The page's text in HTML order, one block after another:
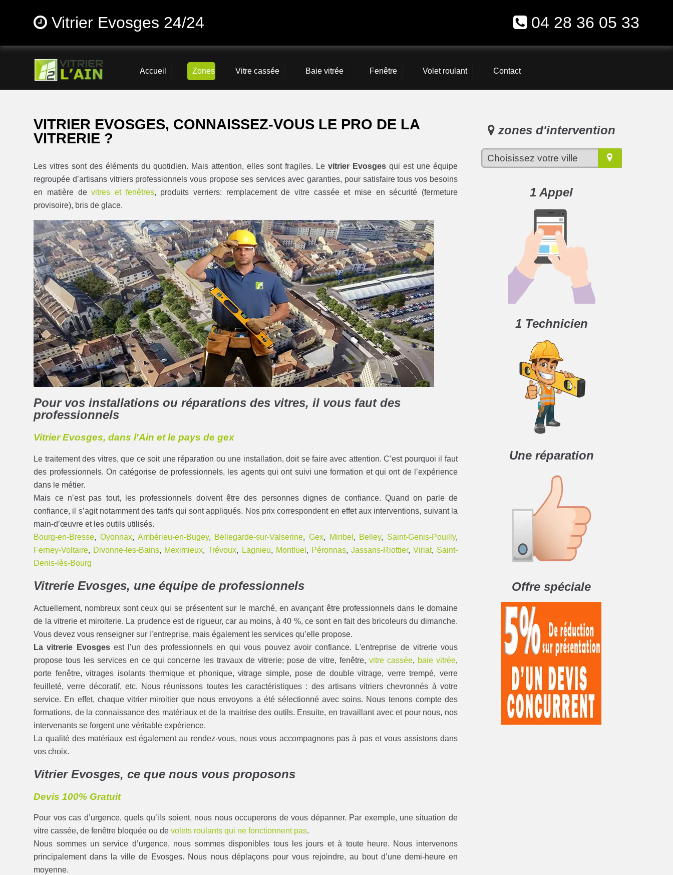
Vitrier Evosges 24/24 04 28 36 05 33
Accueil Zones Vitre cassée Baie vitrée Fenêtre Volet roulant Contact
VITRIER EVOSGES, CONNAISSEZ-VOUS LE PRO DE LA
VITRERIE ?
Les vitres sont des éléments du quotidien. Mais attention, elles sont fragiles. Le vitrier Evosgesqui est une équipe
regroupée d’artisans vitriers professionnels vous propose ses services avec garanties, pour satisfaire tous vos besoins
en matière devitres et fenêtres, produits verriers: remplacement de vitre cassée et mise en sécurité (fermeture
provisoire), bris de glace.
Pour vos installations ou réparations des vitres, il vous faut des
professionnels
Vitrier Evosges, dans l'Ain et le pays de gex
Le traitement des vitres, que ce soit une réparation ou une installation, doit se faire avec attention. C’est pourquoi il faut
des professionnels. On catégorise de professionnels, les agents qui ont suivi une formation et qui ont de l’expérience
dans le métier.
Mais ce n’est pas tout, les professionnels doivent être des personnes dignes de confiance. Quand on parle de
confiance, il s’agit notamment des tarifs qui sont appliqués. Nos prix correspondent en effet aux interventions, suivant la
main-d’œuvre et les outils utilisés.
Bourg-en-Bresse, Oyonnax, Ambérieu-en-Bugey, Bellegarde-sur-Valserine, Gex, Miribel , Belley, Saint-Genis-Pouilly,
Ferney-Voltaire, Divonne-les-Bains, Meximieux,Trévoux, Lagnieu, Montluel , Péronnas, Jassans-Riottier, Viriat, Saint-
Denis-lès-Bourg
Vitrerie Evosges, une équipe de professionnels
Actuellement, nombreux sont ceux qui se présentent sur le marché, en avançant être professionnels dans le domaine
de la vitrerie et miroiterie. La prudence est de rigueur, car au moins, à 40 %, ce sont en fait des bricoleurs du dimanche.
Vous devez vous renseigner sur l’entreprise, mais également les services qu’elle propose.
La vitrerie Evosgesest l’un des professionnels en qui vous pouvez avoir confiance. L'entreprise de vitrerie vous
propose tous les services en ce qui concerne les travaux de vitrerie; pose de vitre, fenêtre, vitre cassée, baie vitrée,
porte fenêtre, vitrages isolants thermique et phonique, vitrage simple, pose de double vitrage, verre trempé, verre
feuilleté, verre décoratif, etc. Nous réunissons toutes les caractéristiques : des artisans vitriers chevronnés à votre
service. En effet, chaque vitrier miroitier que nous envoyons a été sélectionné avec soins. Nous tenons compte des
formations, de la connaissance des matériaux et de la maitrise des outils. Ensuite, en travaillant avec et pour nous, nos
intervenants se forgent une véritable expérience.
La qualité des matériaux est également au rendez-vous, nous vous accompagnons pas à pas et vous assistons dans
vos choix.
Vitrier Evosges, ce que nous vous proposons
Devis 100% Gratuit
Pour vos cas d’urgence, quels qu’ils soient, nous nous occuperons de vous dépanner. Par exemple, une situation de
vitre cassée, de fenêtre bloquée ou devolets roulants qui ne fonctionnent pas.
Nous sommes un service d’urgence, nous sommes disponibles tous les jours et à toute heure. Nous intervenons
principalement dans la ville de Evosges. Nous nous déplaçons pour vous rejoindre, au bout d’une demi-heure en
moyenne.
zones d'intervention
1 Appel
1 Technicien
Une réparation
Offre spéciale